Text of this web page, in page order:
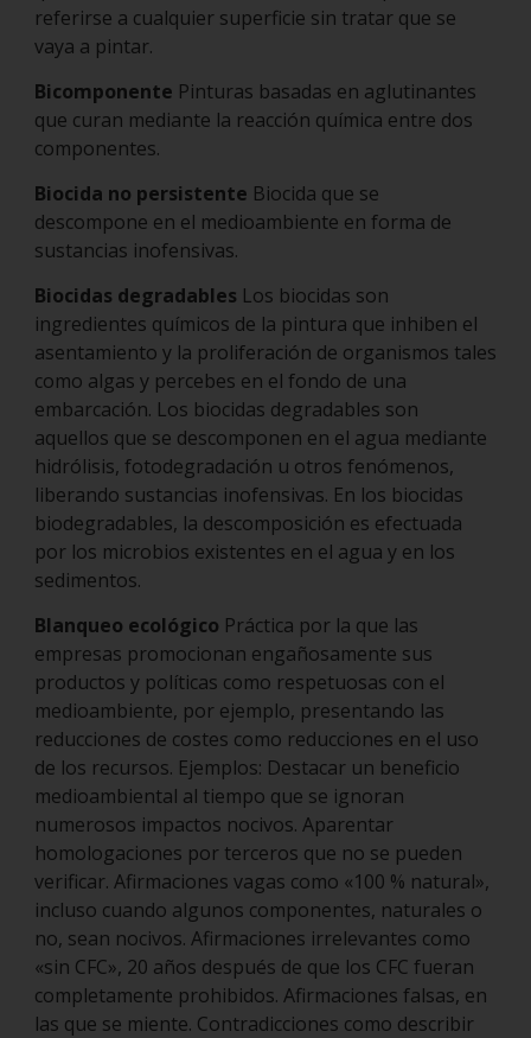
referirse a cualquier superficie sin tratar que se
vaya a pintar.
Bicomponente Pinturas basadas en aglutinantes
que curan mediante la reacción química entre dos
componentes.
Biocida no persistente Biocida que se
descompone en el medioambiente en forma de
sustancias inofensivas.
Biocidas degradables Los biocidas son
ingredientes químicos de la pintura que inhiben el
asentamiento y la proliferación de organismos tales
como algas y percebes en el fondo de una
embarcación. Los biocidas degradables son
aquellos que se descomponen en el agua mediante
hidrólisis, fotodegradación u otros fenómenos,
liberando sustancias inofensivas. En los biocidas
biodegradables, la descomposición es efectuada
por los microbios existentes en el agua y en los
sedimentos.
Blanqueo ecológico Práctica por la que las
empresas promocionan engañosamente sus
productos y políticas como respetuosas con el
medioambiente, por ejemplo, presentando las
reducciones de costes como reducciones en el uso
de los recursos. Ejemplos: Destacar un beneficio
medioambiental al tiempo que se ignoran
numerosos impactos nocivos. Aparentar
homologaciones por terceros que no se pueden
verificar. Afirmaciones vagas como «100 % natural»,
incluso cuando algunos componentes, naturales o
no, sean nocivos. Afirmaciones irrelevantes como
«sin CFC», 20 años después de que los CFC fueran
completamente prohibidos. Afirmaciones falsas, en
las que se miente. Contradicciones como describir